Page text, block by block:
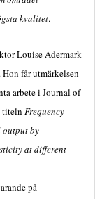
kvalitet.
Louise Adermark
får utmärkelsen
arbete i Journal of
titeln Frequency-
output by
at different
på